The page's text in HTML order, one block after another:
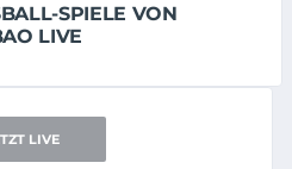
SPIELE VON A
LIVE
LIVE